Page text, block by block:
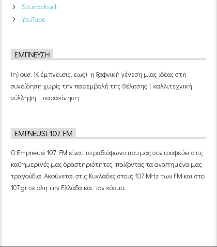
Soundcloud
YouTube
ΈΜΠΝΕΥΣΗ
(η) ουσ. (Κ έμπνευσις, εως): η ξαφνική γένεση μιας ιδέας στη
συνείδηση χωρίς την παρεμβολή της θέλησης | καλλιτεχνική
σύλληψη | παρακίνηση
EMPNEUSI 107 FM
Ο Empneusi 107 FM είναι το ραδιόφωνο που μας συντροφεύει στις
καθημερινές μας δραστηριότητες, παίζοντας τα αγαπημένα μας
τραγούδια. Ακούγεται στις Κυκλάδες στους 107 MHz των FM και στο
107.gr σε όλη την Ελλάδα και τον κόσμο.